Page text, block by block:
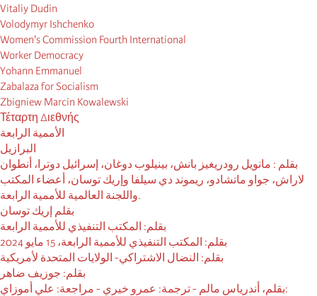
Vitaliy Dudin
Volodymyr Ishchenko
Women's Commission Fourth International
Worker Democracy
Yohann Emmanuel
Zabalaza for Socialism
Zbigniew Marcin Kowalewski
Τέταρτη Διεθνής
الأممية الرابعة
البرازيل
بقلم : مانويل رودريغيز بانش، بينيلوب دوغان، إسرائيل دوترا، أنطوان
لاراش، جواو ماتشادو، ريموند دي سيلفا وإريك توسان، أعضاء المكتب
واللجنة العالمية للأممية الرابعة.
بقلم إريك توسان
بقلم: المكتب التنفيذي للأممية الرابعة
بقلم: المكتب التنفيذي للأممية الرابعة، 15 مايو 2024
بقلم: النضال الاشتراكي- الولايات المتحدة لأمريكية
بقلم: جوزيف ضاهر
بقلم، أندرياس مالم - ترجمة: عمرو خيري - مراجعة: علي أموزاي: